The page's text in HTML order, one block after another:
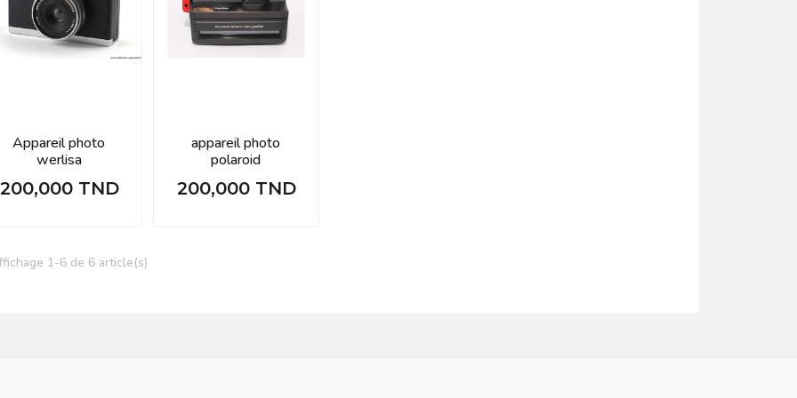
Appareil photo
werlisa
Prix
200,000 TND
appareil photo
polaroid
Prix
200,000 TND
1-6 de 6 article(s)